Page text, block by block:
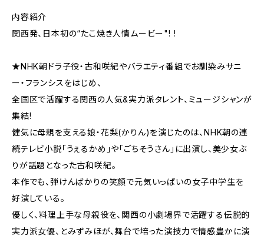
内容紹介
関西発、日本初の“たこ焼き人情ムービー"! !
★NHK朝ドラ子役・古和咲紀やバラエティ番組でお馴染みサニ
ー・フランシスをはじめ、
全国区で活躍する関西の人気&実力派タレント、ミュージシャンが
集結!
健気に母親を支える娘・花梨(かりん)を演じたのは、NHK朝の連
続テレビ小説「うぇるかめ」や「ごちそうさん」に出演し、美少女ぶ
りが話題となった古和咲紀。
本作でも、弾けんばかりの笑顔で元気いっぱいの女子中学生を
好演している。
優しく、料理上手な母親役を、関西の小劇場界で活躍する伝説的
実力派女優、とみずみほが、舞台で培った演技力で情感豊かに演